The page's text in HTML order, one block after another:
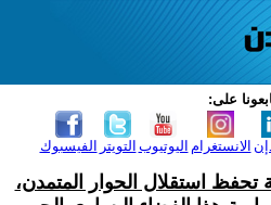
على:
الفيسبوك التويتر اليوتيوب الانستغرام
تحفظ استقلال الحوار المتمدن،